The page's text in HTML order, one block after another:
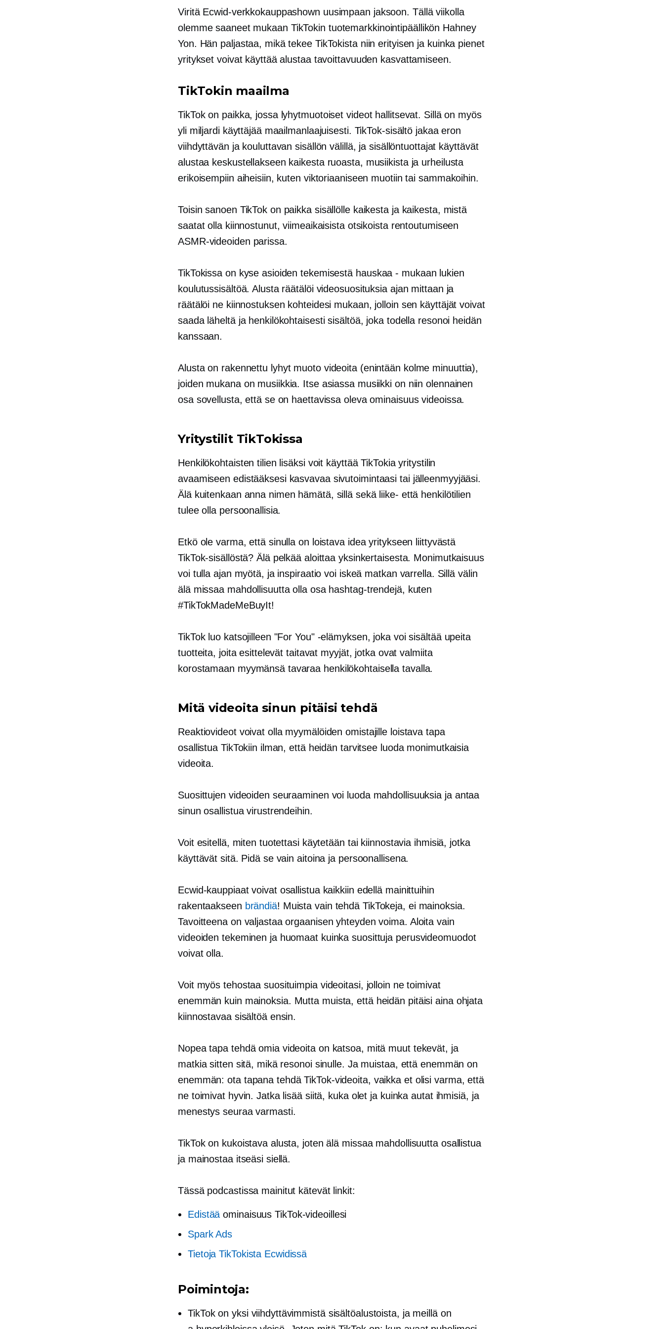
Viritä Ecwid-verkkokauppashown uusimpaan jaksoon. Tällä viikolla
olemme saaneet mukaan TikTokin tuotemarkkinointipäällikön Hahney
Yon. Hän paljastaa, mikä tekee TikTokista niin erityisen ja kuinka pienet
yritykset voivat käyttää alustaa tavoittavuuden kasvattamiseen.
TikTokin maailma
TikTok on paikka, jossa lyhytmuotoiset videot hallitsevat. Sillä on myös
yli miljardi käyttäjää maailmanlaajuisesti. TikTok-sisältö jakaa eron
viihdyttävän ja kouluttavan sisällön välillä, ja sisällöntuottajat käyttävät
alustaa keskustellakseen kaikesta ruoasta, musiikista ja urheilusta
erikoisempiin aiheisiin, kuten viktoriaaniseen muotiin tai sammakoihin.
Toisin sanoen TikTok on paikka sisällölle kaikesta ja kaikesta, mistä
saatat olla kiinnostunut, viimeaikaisista otsikoista rentoutumiseen
ASMR-videoiden parissa.
TikTokissa on kyse asioiden tekemisestä hauskaa - mukaan lukien
koulutussisältöä. Alusta räätälöi videosuosituksia ajan mittaan ja
räätälöi ne kiinnostuksen kohteidesi mukaan, jolloin sen käyttäjät voivat
saada läheltä ja henkilökohtaisesti sisältöä, joka todella resonoi heidän
kanssaan.
Alusta on rakennettu lyhyt muotovideoita (enintään kolme minuuttia),
joiden mukana on musiikkia. Itse asiassa musiikki on niin olennainen
osa sovellusta, että se on haettavissa oleva ominaisuus videoissa.
Yritystilit TikTokissa
Henkilökohtaisten tilien lisäksi voit käyttää TikTokia yritystilin
avaamiseen edistääksesi kasvavaa sivutoimintaasi tai jälleenmyyjääsi.
Älä kuitenkaan anna nimen hämätä, sillä sekä liike- että henkilötilien
tulee olla persoonallisia.
Etkö ole varma, että sinulla on loistava idea yritykseen liittyvästä
TikTok-sisällöstä? Älä pelkää aloittaa yksinkertaisesta. Monimutkaisuus
voi tulla ajan myötä, ja inspiraatio voi iskeä matkan varrella. Sillä välin
älä missaa mahdollisuutta olla osa hashtag-trendejä, kuten
#TikTokMadeMeBuyIt!
TikTok luo katsojilleen "For You" -elämyksen, joka voi sisältää upeita
tuotteita, joita esittelevät taitavat myyjät, jotka ovat valmiita
korostamaan myymänsä tavaraa henkilökohtaisella tavalla.
Mitä videoita sinun pitäisi tehdä
Reaktiovideot voivat olla myymälöiden omistajille loistava tapa
osallistua TikTokiin ilman, että heidän tarvitsee luoda monimutkaisia ​​
videoita.
Suosittujen videoiden seuraaminen voi luoda mahdollisuuksia ja antaa
sinun osallistua virustrendeihin.
Voit esitellä, miten tuotettasi käytetään tai kiinnostavia ihmisiä, jotka
käyttävät sitä. Pidä se vain aitoina ja persoonallisena.
Ecwid-kauppiaat voivat osallistua kaikkiin edellä mainittuihin
rakentaakseen brändiä! Muista vain tehdä TikTokeja, ei mainoksia.
Tavoitteena on valjastaa orgaanisen yhteyden voima. Aloita vain
videoiden tekeminen ja huomaat kuinka suosittuja perusvideomuodot
voivat olla.
Voit myös tehostaa suosituimpia videoitasi, jolloin ne toimivat
enemmän kuin mainoksia. Mutta muista, että heidän pitäisi aina ohjata
kiinnostavaa sisältöä ensin.
Nopea tapa tehdä omia videoita on katsoa, ​​mitä muut tekevät, ja
matkia sitten sitä, mikä resonoi sinulle. Ja muistaa, että enemmän on
enemmän: ota tapana tehdä TikTok-videoita, vaikka et olisi varma, että
ne toimivat hyvin. Jatka lisää siitä, kuka olet ja kuinka autat ihmisiä, ja
menestys seuraa varmasti.
TikTok on kukoistava alusta, joten älä missaa mahdollisuutta osallistua
ja mainostaa itseäsi siellä.
Tässä podcastissa mainitut kätevät linkit:
Edistää ominaisuus TikTok-videoillesi
Spark Ads
Tietoja TikTokista Ecwidissä
Poimintoja:
TikTok on yksi viihdyttävimmistä sisältöalustoista, ja meillä on